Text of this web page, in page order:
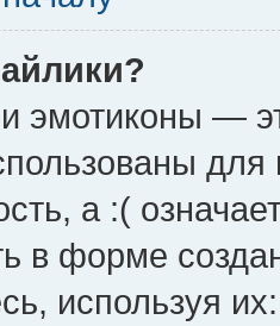
эмотиконы —
а :(
в форме
используя